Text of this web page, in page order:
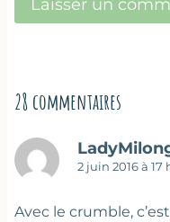
28 commentaires
2 juin 2016 à 17
Avec le crumble,